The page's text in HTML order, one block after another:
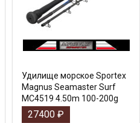
Удилище морское Sportex
Magnus Seamaster Surf
MC4519 4.50m 100-200g
27400 ₽